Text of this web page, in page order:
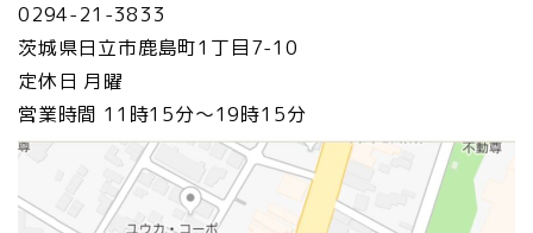
0294-21-3833
茨城県日立市鹿島町1丁目7-10
定休日 月曜
営業時間 11時15分〜19時15分